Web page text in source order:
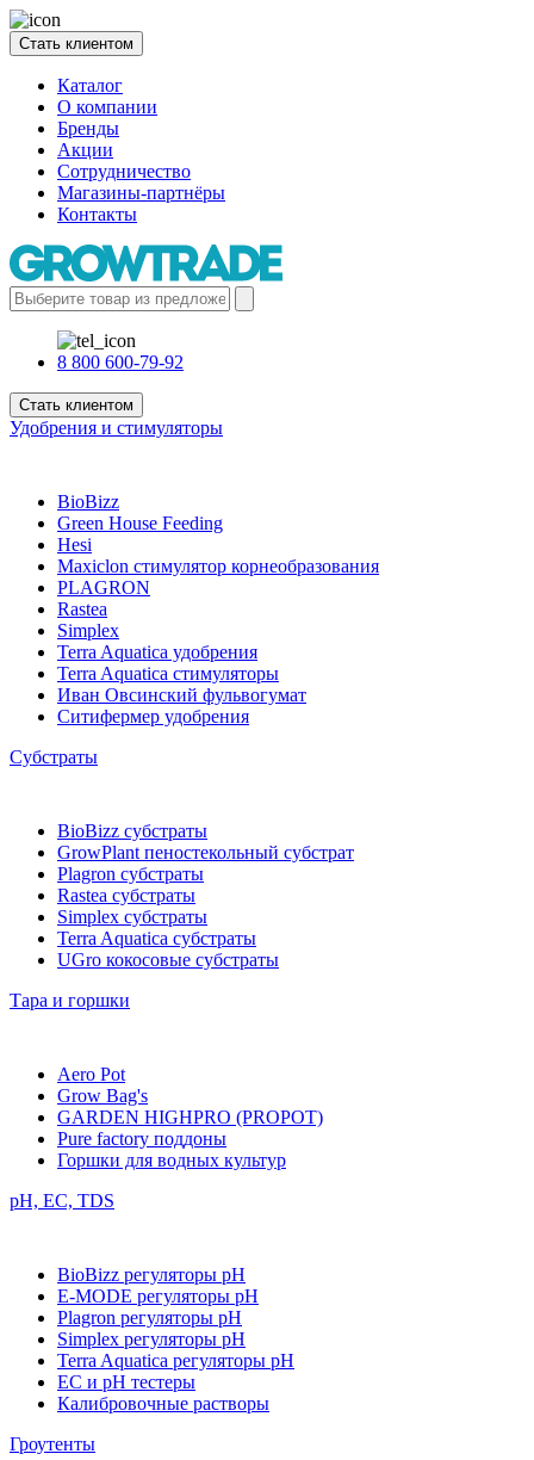
Стать клиентом
Каталог
О компании
Бренды
Акции
Сотрудничество
Магазины-партнёры
Контакты
8 800 600-79-92
Стать клиентом
Удобрения и стимуляторы
BioBizz
Green House Feeding
Hesi
Maxiclon стимулятор корнеобразования
PLAGRON
Rastea
Simplex
Terra Aquatica удобрения
Terra Aquatica стимуляторы
Иван Овсинский фульвогумат
Ситифермер удобрения
Субстраты
BioBizz cубстраты
GrowPlant пеностекольный субстрат
Plagron cубстраты
Rastea cубстраты
Simplex cубстраты
Terra Aquatica cубстраты
UGro кокосовые субстраты
Тара и горшки
Aero Pot
Grow Bag's
GARDEN HIGHPRO (PROPOT)
Pure factory поддоны
Горшки для водных культур
pH, EC, TDS
BioBizz регуляторы pH
E-MODE регуляторы pH
Plagron регуляторы pH
Simplex регуляторы pH
Terra Aquatica регуляторы pH
EC и pH тестеры
Калибровочные растворы
Гроутенты